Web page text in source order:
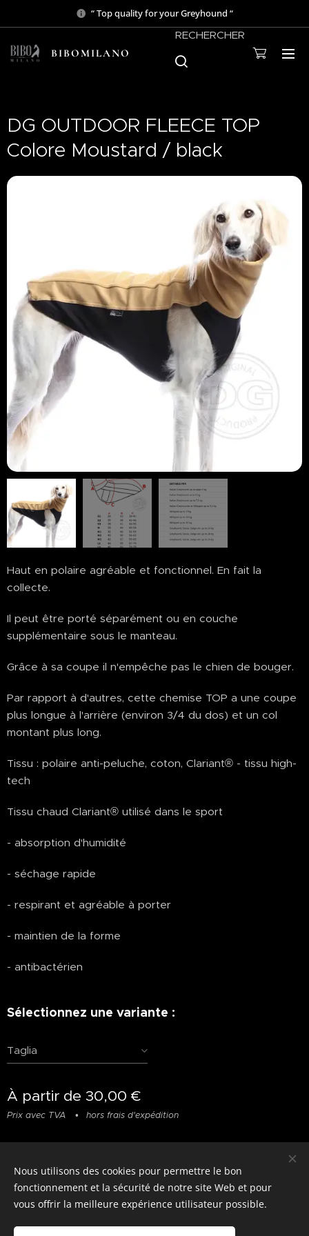
“ Top quality for your Greyhound “
BIBOMILANO
RECHERCHER
DG OUTDOOR FLEECE TOP
Colore Moustard / black
Haut en polaire agréable et fonctionnel. En fait la
collecte.
Il peut être porté séparément ou en couche
supplémentaire sous le manteau.
Grâce à sa coupe il n'empêche pas le chien de bouger.
Par rapport à d'autres, cette chemise TOP a une coupe
plus longue à l'arrière (environ 3/4 du dos) et un col
montant plus long.
Tissu : polaire anti-peluche, coton, Clariant® - tissu high-
tech
Tissu chaud Clariant® utilisé dans le sport
- absorption d'humidité
- séchage rapide
- respirant et agréable à porter
- maintien de la forme
- antibactérien
Sélectionnez une variante :
Taglia
À partir de 30,00 €
Prix avec TVA hors frais d'expédition
© photostylist.it- 2026 All rights reserved Cookies
Langues
Nous utilisons des cookies pour permettre le bon
fonctionnement et la sécurité de notre site Web et pour
vous offrir la meilleure expérience utilisateur possible.